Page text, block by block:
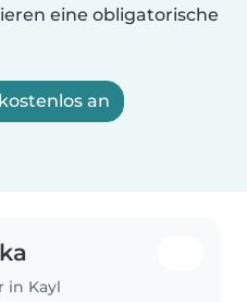
eine obligatorische
an
in Kayl